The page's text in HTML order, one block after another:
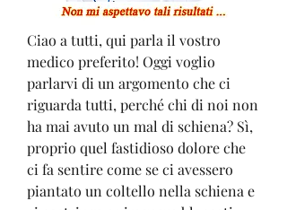
Ciao a tutti, qui parla il vostro
medico preferito! Oggi voglio
parlarvi di un argomento che ci
riguarda tutti, perché chi di noi non
ha mai avuto un mal di schiena? Sì,
proprio quel fastidioso dolore che
ci fa sentire come se ci avessero
piantato un coltello nella schiena e